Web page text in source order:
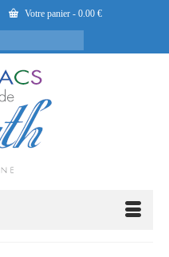
Votre panier - 0.00 €